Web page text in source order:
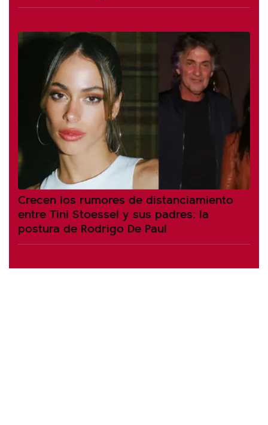
Crecen los rumores de distanciamiento
entre Tini Stoessel y sus padres: la
postura de Rodrigo De Paul